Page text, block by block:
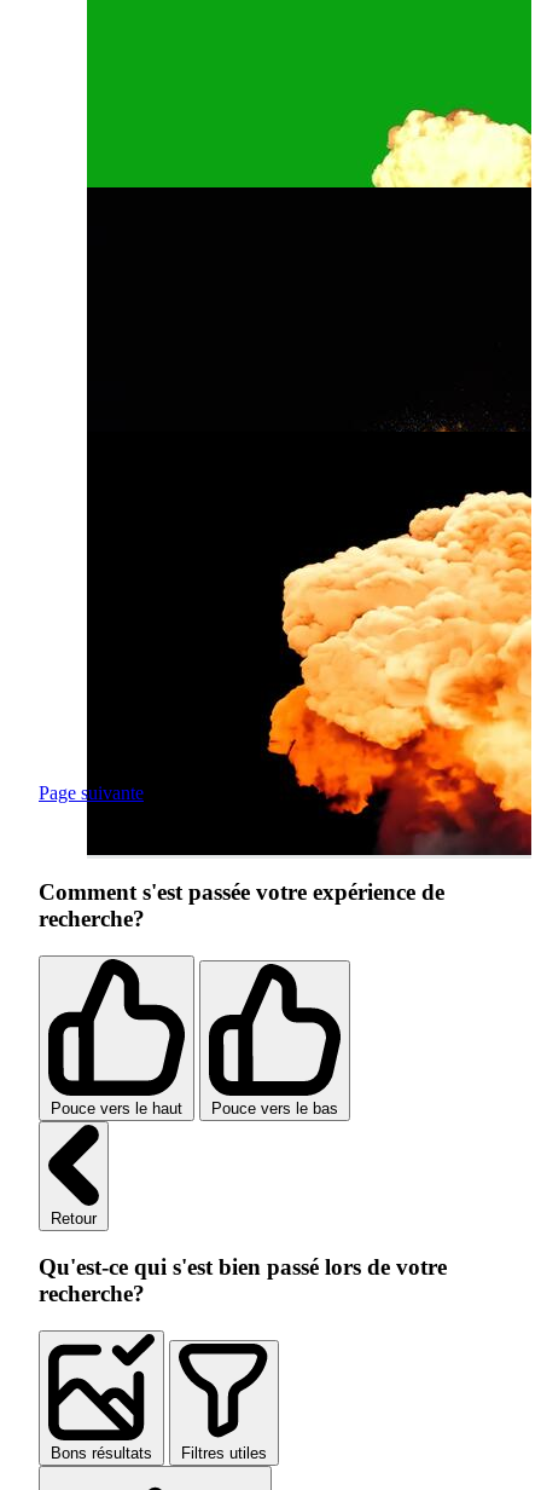
Page suivante
Comment s'est passée votre expérience de
recherche?
Pouce vers le haut Pouce vers le bas
Retour
Qu'est-ce qui s'est bien passé lors de votre
recherche?
Bons résultats Filtres utiles